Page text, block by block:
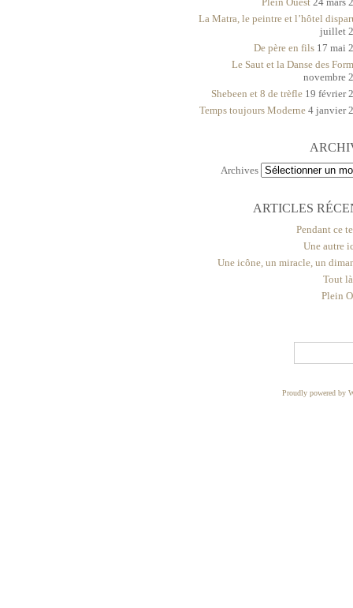
La Matra, le peintre et l’hôtel
juillet
De père en fils 17 mai
Le Saut et la Danse des
novembre
Shebeen et 8 de trèfle 19 février
Temps toujours Moderne 4 janvier
Archives
ARTICLES
Pendant ce
Une autre
Une icône, un miracle, un
Tout
Plein
Proudly powered by